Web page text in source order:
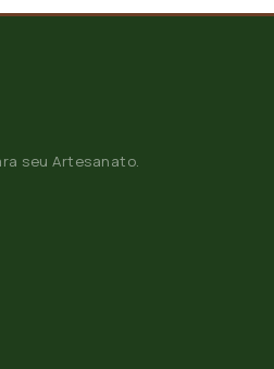
seu Artesanato.